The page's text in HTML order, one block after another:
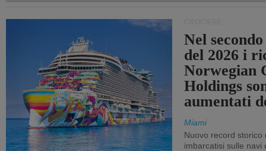
Nel
del 2026 i
Norwegian
Holdings
aumentati
Miami
Nuovo record storico
imbarcatisi sulle navi